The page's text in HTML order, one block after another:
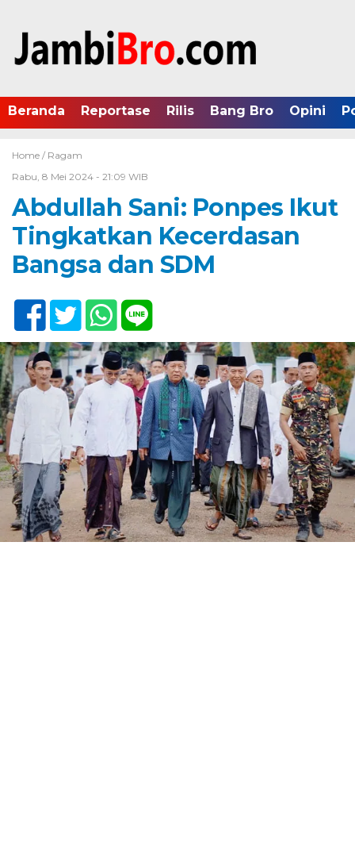
Beranda Reportase Rilis Bang Bro Opini
Home / Ragam
Rabu, 8 Mei 2024 - 21:09 WIB
Abdullah Sani: Ponpes Ikut
Tingkatkan Kecerdasan
Bangsa dan SDM